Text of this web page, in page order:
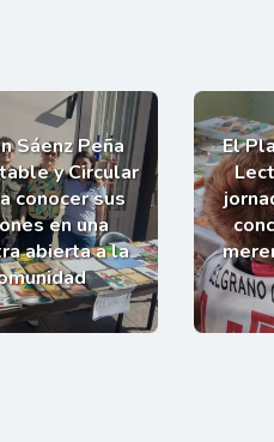
Sáenz Peña
y Circular
conocer sus
en una
abierta a la
El